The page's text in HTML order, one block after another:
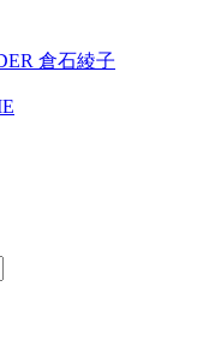
倉石綾子